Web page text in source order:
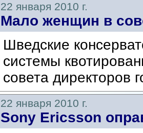
22 января 2010 г.
Мало женщин в
Шведские
системы
совета директоров
22 января 2010 г.
Sony Ericsson